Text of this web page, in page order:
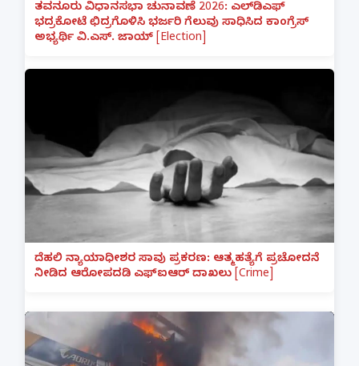
ತವನೂರು ವಿಧಾನಸಭಾ ಚುನಾವಣೆ 2026: ಎಲ್‌ಡಿಎಫ್
ಭದ್ರಕೋಟೆ ಛಿದ್ರಗೊಳಿಸಿ ಭರ್ಜರಿ ಗೆಲುವು ಸಾಧಿಸಿದ ಕಾಂಗ್ರೆಸ್
ಅಭ್ಯರ್ಥಿ ವಿ.ಎಸ್. ಜಾಯ್ [Election]
ದೆಹಲಿ ನ್ಯಾಯಾಧೀಶರ ಸಾವು ಪ್ರಕರಣ: ಆತ್ಮಹತ್ಯೆಗೆ ಪ್ರಚೋದನೆ
ನೀಡಿದ ಆರೋಪದಡಿ ಎಫ್‌ಐಆರ್ ದಾಖಲು [Crime]